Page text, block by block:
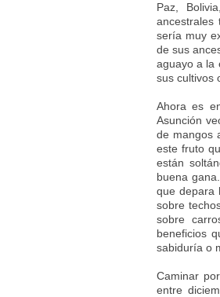
Paz,
sería muy
de sus
aguayo a la
sus cultivos
Ahora es
Asunción
de mangos
este fruto
están
buena
que depara
sobre
sobre
beneficios
sabiduría o
Caminar
entre